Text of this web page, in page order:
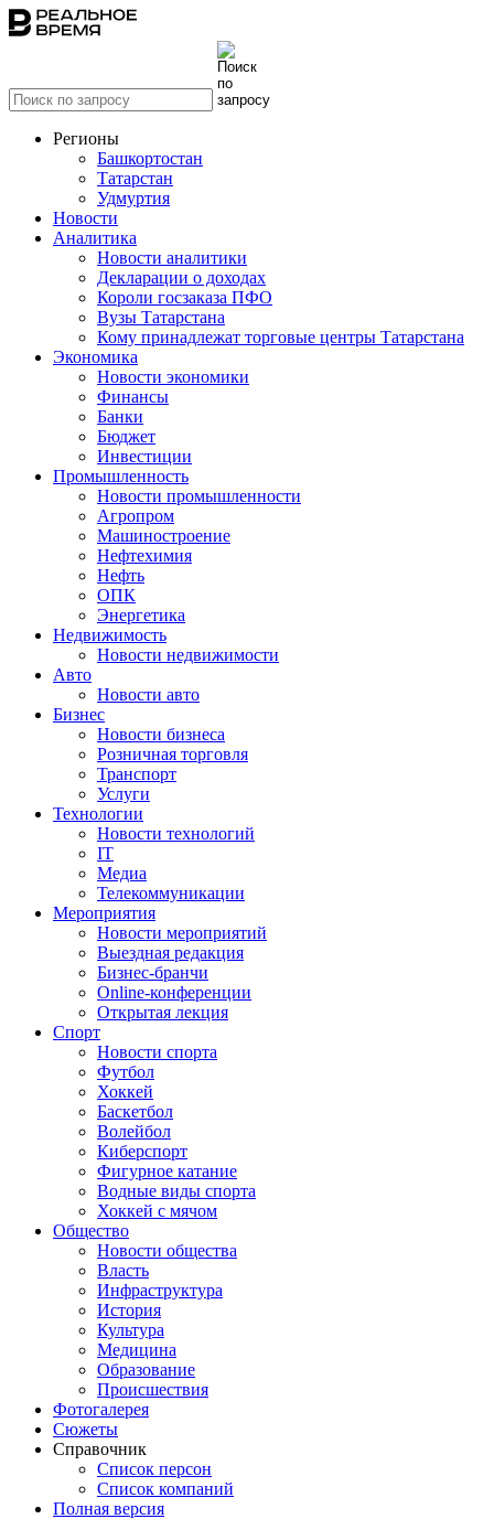
Регионы
Башкортостан
Татарстан
Удмуртия
Новости
Аналитика
Новости аналитики
Декларации о доходах
Короли госзаказа ПФО
Вузы Татарстана
Кому принадлежат торговые центры Татарстана
Экономика
Новости экономики
Финансы
Банки
Бюджет
Инвестиции
Промышленность
Новости промышленности
Агропром
Машиностроение
Нефтехимия
Нефть
ОПК
Энергетика
Недвижимость
Новости недвижимости
Авто
Новости авто
Бизнес
Новости бизнеса
Розничная торговля
Транспорт
Услуги
Технологии
Новости технологий
IT
Медиа
Телекоммуникации
Мероприятия
Новости мероприятий
Выездная редакция
Бизнес-бранчи
Online-конференции
Открытая лекция
Спорт
Новости спорта
Футбол
Хоккей
Баскетбол
Волейбол
Киберспорт
Фигурное катание
Водные виды спорта
Хоккей с мячом
Общество
Новости общества
Власть
Инфраструктура
История
Культура
Медицина
Образование
Происшествия
Фотогалерея
Сюжеты
Справочник
Список персон
Список компаний
Полная версия